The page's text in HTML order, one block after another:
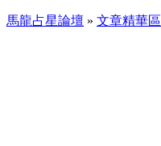
馬龍占星論壇 » 文章精華區